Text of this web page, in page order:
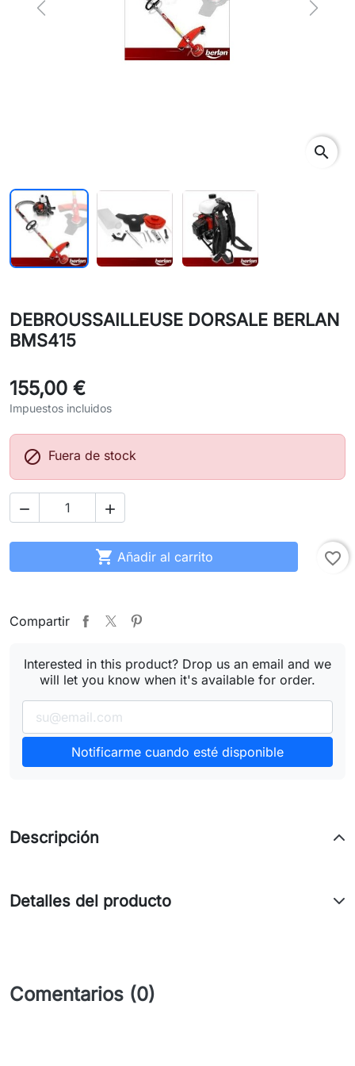
Previous Next
search
DEBROUSSAILLEUSE DORSALE BERLAN
BMS415
155,00 €
Impuestos incluidos
 Fuera de stock
 
 Añadir al carrito favorite_border
Compartir
Interested in this product? Drop us an email and we
will let you know when it's available for order.
Notificarme cuando esté disponible
Descripción
Detalles del producto
Comentarios (0)